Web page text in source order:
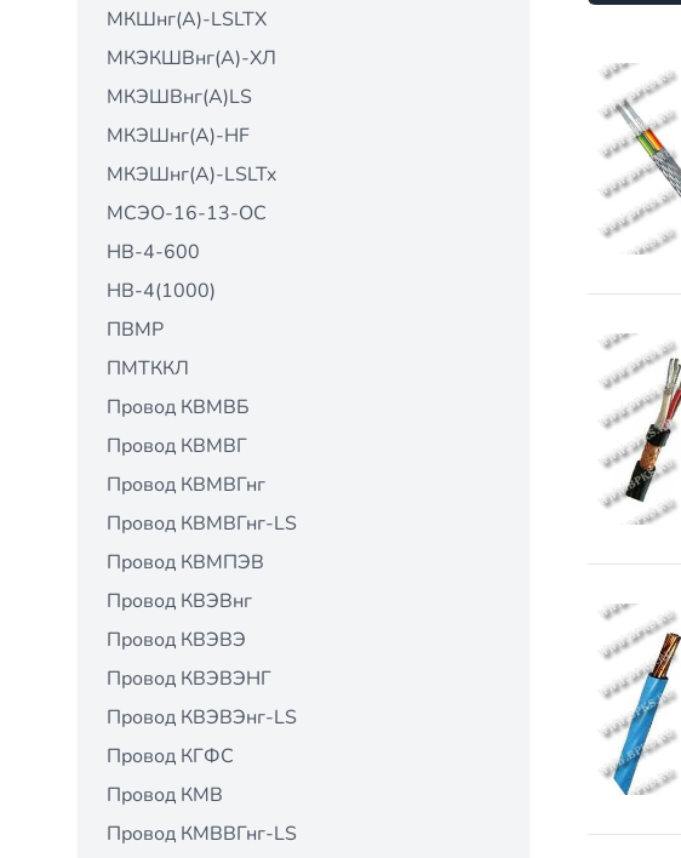
МКШнг(А)-LSLTX
МКЭКШВнг(А)-ХЛ
МКЭШВнг(А)LS
МКЭШнг(А)-HF
МКЭШнг(А)-LSLTx
МСЭО-16-13-ОС
НВ-4-600
НВ-4(1000)
ПВМР
ПМТККЛ
Провод КВМВБ
Провод КВМВГ
Провод КВМВГнг
Провод КВМВГнг-LS
Провод КВМПЭВ
Провод КВЭВнг
Провод КВЭВЭ
Провод КВЭВЭНГ
Провод КВЭВЭнг-LS
Провод КГФС
Провод КМВ
Провод КМВВГнг-LS